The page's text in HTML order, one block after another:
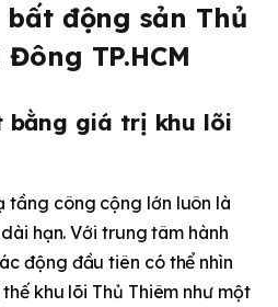
động sản Thủ
TP.HCM
bằng giá trị khu lõi
tầng công cộng lớn luôn là
hạn. Với trung tâm hành
động đầu tiên có thể nhìn
khu lõi Thủ Thiêm như một